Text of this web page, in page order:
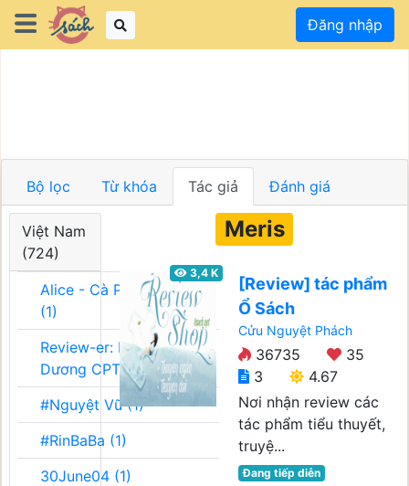
Đăng nhập
Bộ lọc Từ khóa Tác giả Đánh giá
Việt Nam
(724)
Alice - Cà Phê Team
(1)
Review-er: Dương
Dương CPT (1)
#Nguyệt Vũ (1)
#RinBaBa (1)
30June04 (1)
Meris
3,4 K
[Review] tác phẩm
Ổ Sách
Cửu Nguyệt Phách
36735
35
3
4.67
Nơi nhận review các
tác phẩm tiểu thuyết,
truyệ...
Đang tiếp diễn